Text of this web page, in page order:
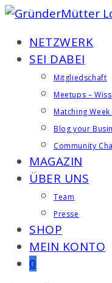
Zum
springen
NETZWERK
SEI DABEI
Mitgliedschaft
Meetups –
Matching
Blog your
Community
MAGAZIN
ÜBER UNS
Team
Presse
SHOP
MEIN KONTO
0